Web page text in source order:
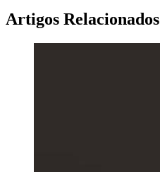
Artigos Relacionados